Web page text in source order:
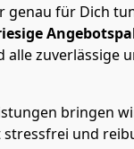
genau für Dich
alle zuverlässige
bringen
und